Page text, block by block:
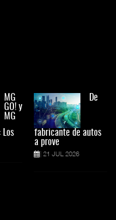
MG
GO! y
MG
Los
De
fabricante de autos
a prove
21 JUL 2026